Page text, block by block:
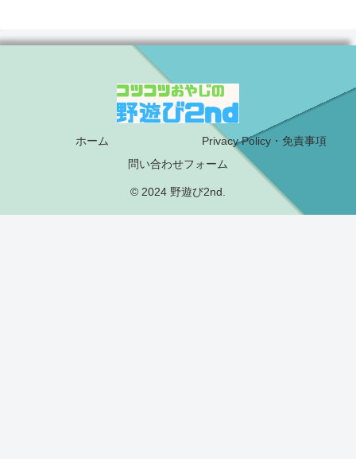
ホーム
Privacy Policy・免責事項
問い合わせフォーム
© 2024 野遊び2nd.